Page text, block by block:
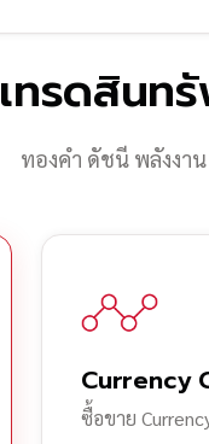
เทรดสินท
ทองคำ ดัชนี พลังงา
Currency
ซื้อขาย